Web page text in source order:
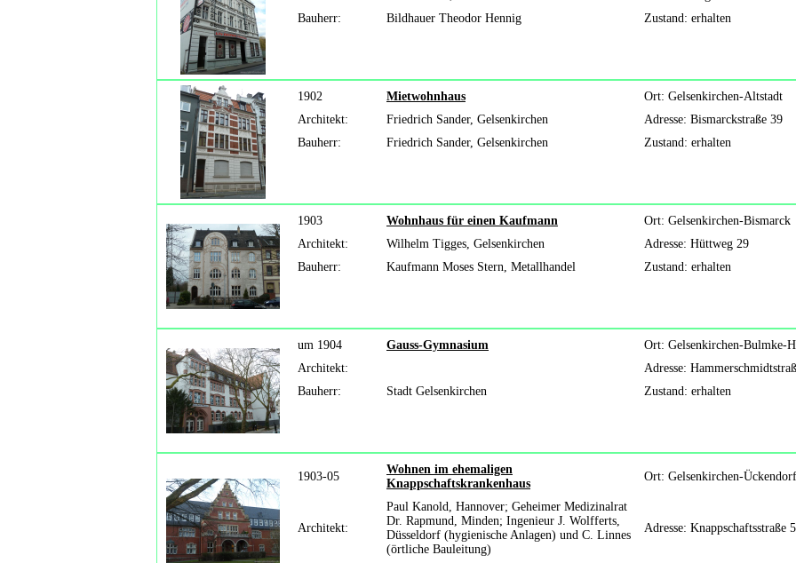
Bauherr:
Bildhauer Theodor Hennig Zustand: erhalten
1902 Mietwohnhaus
Ort: Gelsenkirchen-Altstadt
Architekt:
Friedrich Sander, Gelsenkirchen
Adresse: Bismarckstraße 39
Bauherr:
Friedrich Sander, Gelsenkirchen Zustand: erhalten
1903 Wohnhaus für einen Kaufmann
Ort: Gelsenkirchen-Bismarck
Architekt:
Wilhelm Tigges, Gelsenkirchen
Adresse: Hüttweg 29
Bauherr:
Kaufmann Moses Stern, Metallhandel Zustand: erhalten
um 1904 Gauss-Gymnasium
Ort: Gelsenkirchen-Bulmke-
Architekt:
Adresse:
Bauherr:
Stadt Gelsenkirchen Zustand: erhalten
1903-05
Wohnen im ehemaligen
Knappschaftskrankenhaus
Ort: Gelsenkirchen-Ückendorf
Architekt:
Paul Kanold, Hannover; Geheimer Medizinalrat
Dr. Rapmund, Minden; Ingenieur J. Wolfferts,
Düsseldorf (hygienische Anlagen) und C. Linnes
(örtliche Bauleitung)
Adresse: Knappschaftsstraße 5